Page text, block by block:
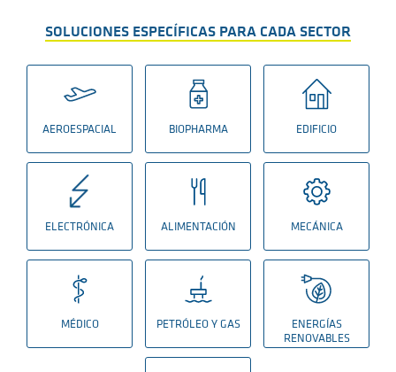
SOLUCIONES ESPECÍFICAS PARA CADA SECTOR
AEROESPACIAL BIOPHARMA EDIFICIO
ELECTRÓNICA ALIMENTACIÓN MECÁNICA
MÉDICO PETRÓLEO Y GAS
ENERGÍAS
RENOVABLES